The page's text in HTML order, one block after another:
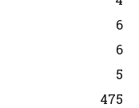
6
6
5
475